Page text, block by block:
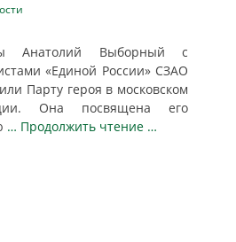
Анатолий Выборный с
«Единой России» СЗАО
Парту героя в московском
Она посвящена его
… Продолжить чтение …